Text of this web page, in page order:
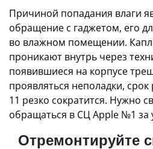
Причиной попадания влаги
обращение с гаджетом, его
во влажном помещении.
проникают внутрь через
появившиеся на корпусе
проявляться неполадки,
11 резко сократится. Нужно
обращаться в СЦ Apple №1 за
Отремонтируйте